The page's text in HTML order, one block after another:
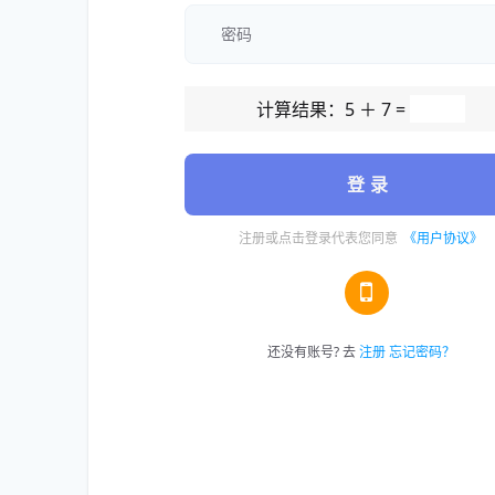
计算结果：5 ＋ 7 =
登 录
注册或点击登录代表您同意 《用户协议》
还没有账号? 去注册忘记密码？